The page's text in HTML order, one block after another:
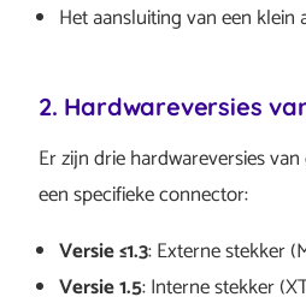
Het aansluiting van een klein
2. Hardwareversies
Er zijn drie hardwareversies
een specifieke connector:​
Versie ≤1.3: Externe stekker
Versie 1.5: Interne stekker